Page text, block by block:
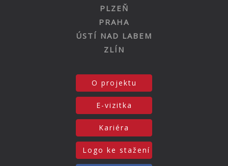
PLZEŇ
PRAHA
ÚSTÍ NAD LABEM
ZLÍN
O projektu
E-vizitka
Kariéra
Logo ke stažení